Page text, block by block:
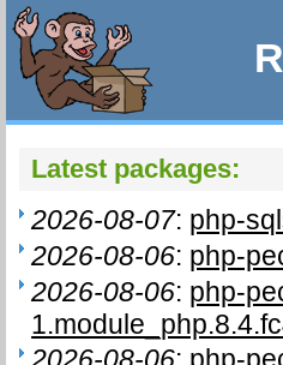
Latest packages:
2026-08-07: php-
2026-08-06: php-
2026-08-06: php-